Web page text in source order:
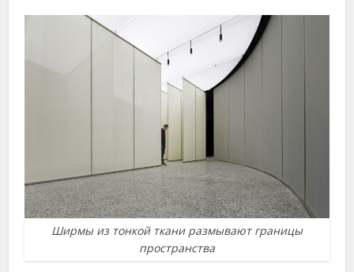
Ширмы из тонкой ткани размывают границы
пространства